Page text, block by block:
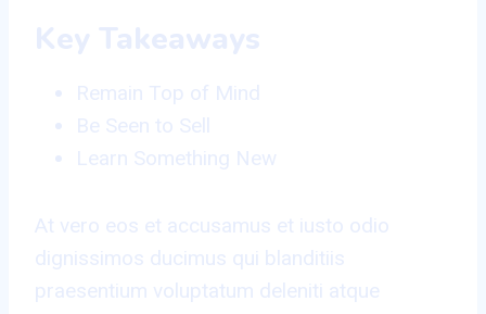
Key Takeaways
Remain Top of Mind
Be Seen to Sell
Learn Something New
At vero eos et accusamus et iusto odio
dignissimos ducimus qui blanditiis
praesentium voluptatum deleniti atque